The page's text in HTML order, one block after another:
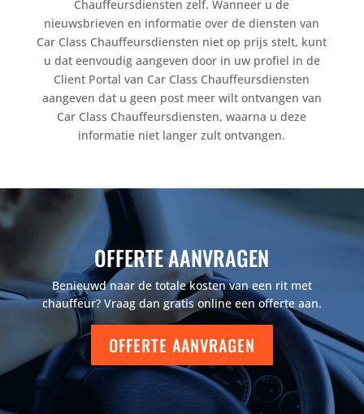
Chauffeursdiensten zelf. Wanneer u de
nieuwsbrieven en informatie over de diensten van
Car Class Chauffeursdiensten niet op prijs stelt, kunt
u dat eenvoudig aangeven door in uw profiel in de
Client Portal van Car Class Chauffeursdiensten
aangeven dat u geen post meer wilt ontvangen van
Car Class Chauffeursdiensten, waarna u deze
informatie niet langer zult ontvangen.
OFFERTE AANVRAGEN
Benieuwd naar de totale kosten van een rit met
chauffeur? Vraag dan gratis online een offerte aan.
OFFERTE AANVRAGEN